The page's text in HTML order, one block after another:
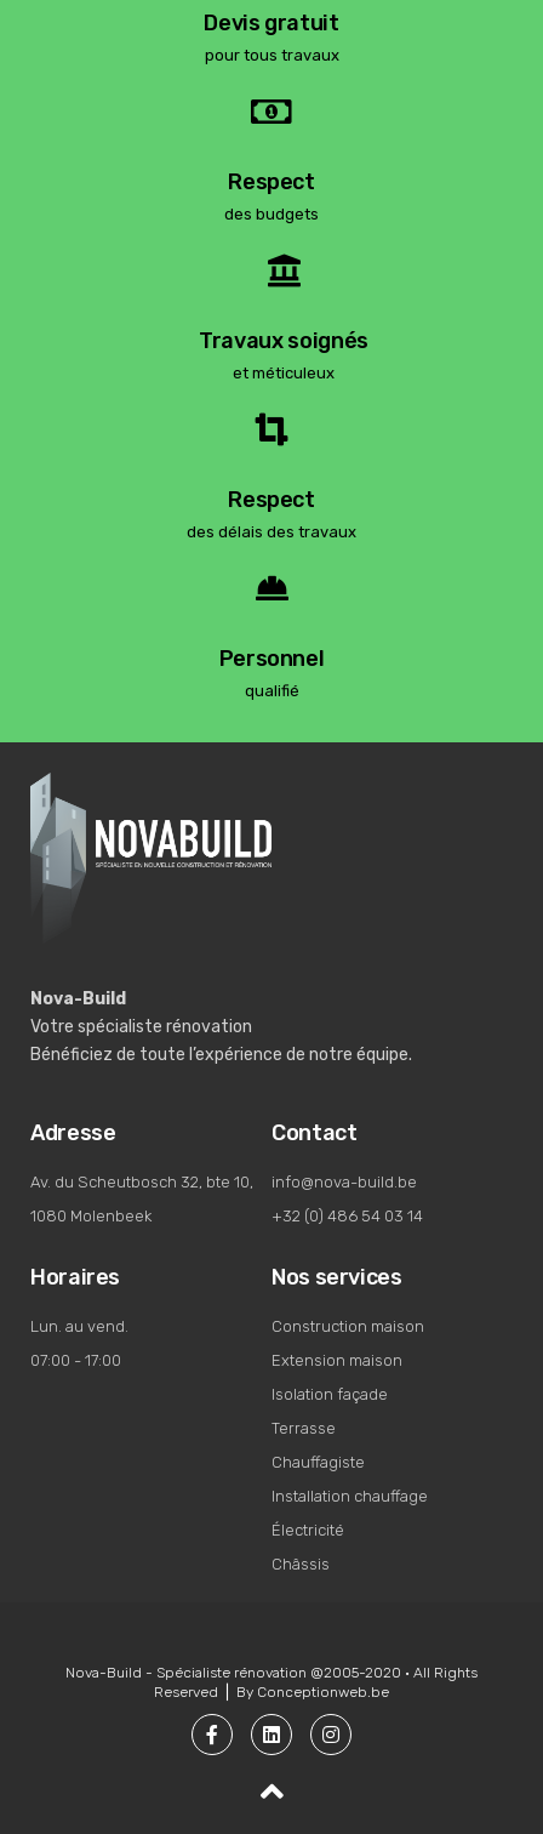
Devis gratuit
pour tous travaux
Respect
des budgets
Travaux soignés
et méticuleux
Respect
des délais des travaux
Personnel
qualifié
Nova-Build
Votre spécialiste rénovation
Bénéficiez de toute l’expérience de notre équipe.
Adresse
Av. du Scheutbosch 32, bte 10,
1080 Molenbeek
Contact
​info@nova-build.be
+32 (0) 486 54 03 14
Horaires
Lun. au vend.
07:00 - 17:00
Nos services
Construction maison
Extension maison
Isolation façade
Terrasse
Chauffagiste
Installation chauffage
Électricité
Châssis
Nova-Build - Spécialiste rénovation @2005-2020 • All Rights
Reserved ⎪ By Conceptionweb.be